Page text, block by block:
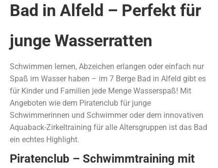
Bad in Alfeld – Perfekt für
junge Wasserratten
Schwimmen lernen, Abzeichen erlangen oder einfach nur
Spaß im Wasser haben – im 7 Berge Bad in Alfeld gibt es
für Kinder und Familien jede Menge Wasserspaß! Mit
Angeboten wie dem Piratenclub für junge
Schwimmerinnen und Schwimmer oder dem innovativen
Aquaback-Zirkeltraining für alle Altersgruppen ist das Bad
ein echtes Highlight.
Piratenclub – Schwimmtraining mit